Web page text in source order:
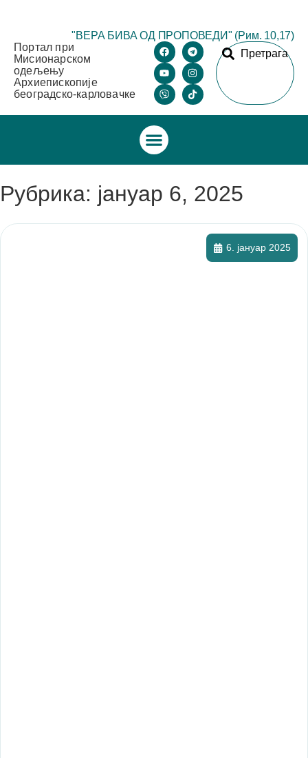
"ВЕРА БИВА ОД ПРОПОВЕДИ" (Рим. 10,17)
Портал при
Мисионарском
одељењу
Архиепископије
београдско-карловачке
Претрага
Рубрика: јануар 6, 2025
6. јануар 2025